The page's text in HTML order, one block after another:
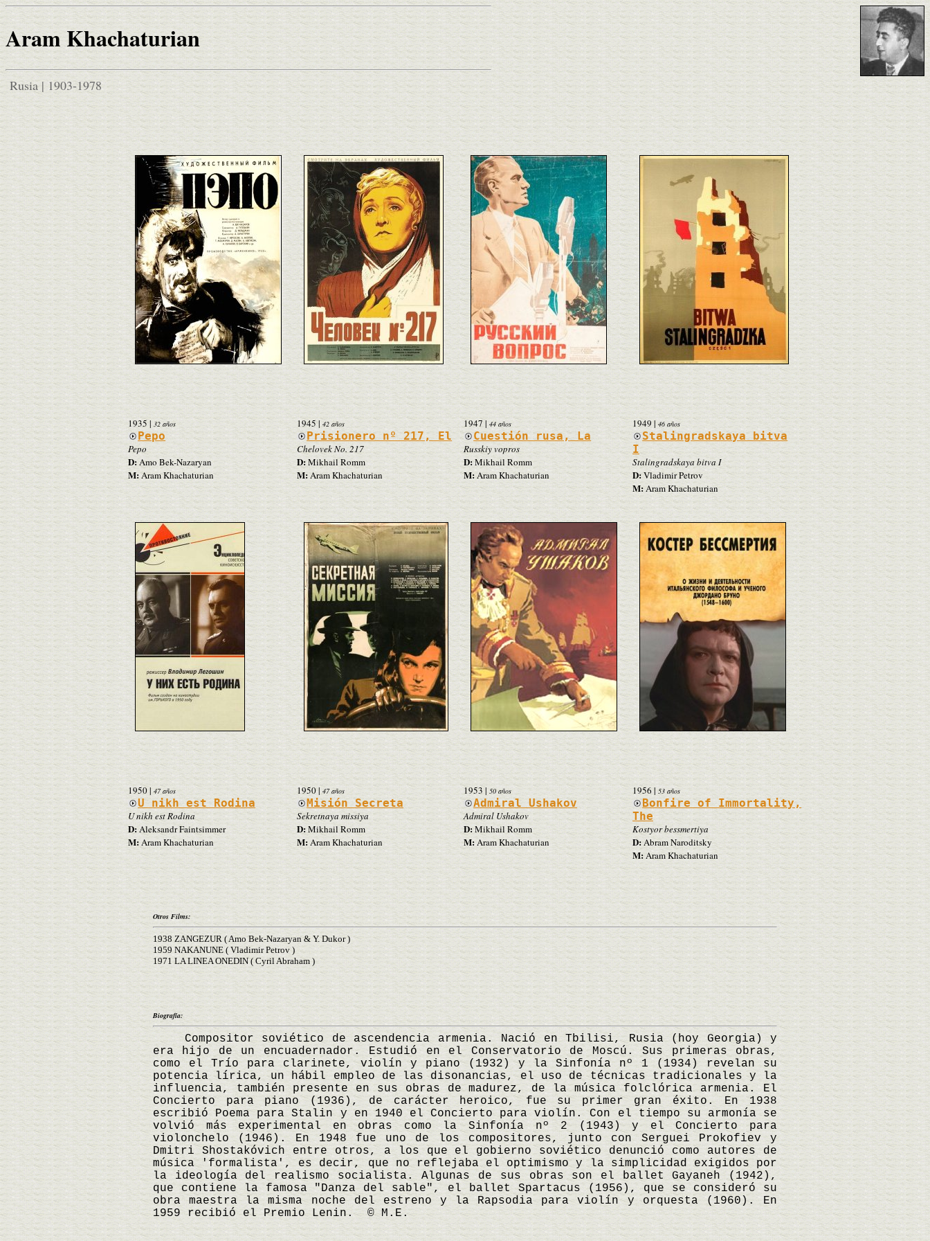
Aram Khachaturian
Rusia | 1903-1978
1935 | 32 años
Pepo
Pepo
D:Amo Bek-Nazaryan
M:Aram Khachaturian
1945|42 años
Prisionero nº 217, El
Chelovek No. 217
D:Mikhail Romm
M:Aram Khachaturian
1947 | 44 años
Cuestión rusa, La
Russkiy vopros
D:Mikhail Romm
M:Aram Khachaturian
1949 |46 años
Stalingradskaya bitva
I
Stalingradskaya bitva I
D:Vladimir Petrov
M:Aram Khachaturian
1950| 47 años
U nikh est Rodina
U nikh est Rodina
D:Aleksandr Faintsimmer
M:Aram Khachaturian
1950|47 años
Misión Secreta
Sekretnaya missiya
D: Mikhail Romm
M:Aram Khachaturian
1953 | 50 años
Admiral Ushakov
Admiral Ushakov
D:Mikhail Romm
M:Aram Khachaturian
1956 | 53 años
Bonfire of Immortality,
The
Kostyor bessmertiya
D:Abram Naroditsky
M:Aram Khachaturian
Otros Films:
1938 ZANGEZUR ( Amo Bek-Nazaryan & Y. Dukor )
1959 NAKANUNE ( Vladimir Petrov )
1971 LA LINEA ONEDIN ( Cyril Abraham )
Biografía:
Compositor soviético de ascendencia armenia. Nació en Tbilisi, Rusia (hoy Georgia) y
era hijo de un encuadernador. Estudió en el Conservatorio de Moscú. Sus primeras obras,
como el Trío para clarinete, violín y piano (1932) y la Sinfonía nº 1 (1934) revelan su
potencia lírica, un hábil empleo de las disonancias, el uso de técnicas tradicionales y la
influencia, también presente en sus obras de madurez, de la música folclórica armenia. El
Concierto para piano (1936), de carácter heroico, fue su primer gran éxito. En 1938
escribió Poema para Stalin y en 1940 el Concierto para violín. Con el tiempo su armonía se
volvió más experimental en obras como la Sinfonía nº 2 (1943) y el Concierto para
violonchelo (1946). En 1948 fue uno de los compositores, junto con Serguei Prokofiev y
Dmitri Shostakóvich entre otros, a los que el gobierno soviético denunció como autores de
música 'formalista', es decir, que no reflejaba el optimismo y la simplicidad exigidos por
la ideología del realismo socialista. Algunas de sus obras son el ballet Gayaneh (1942),
que contiene la famosa "Danza del sable", el ballet Spartacus (1956), que se consideró su
obra maestra la misma noche del estreno y la Rapsodia para violín y orquesta (1960). En
1959 recibió el Premio Lenin. © M.E.